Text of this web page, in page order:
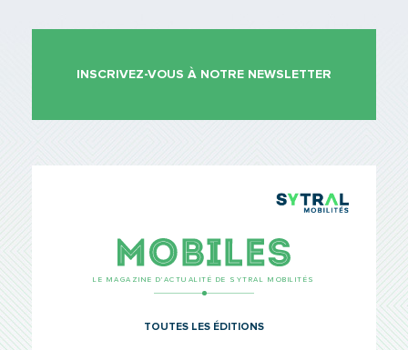
INSCRIVEZ-VOUS À NOTRE NEWSLETTER
LE MAGAZINE D’ACTUALITÉ DE SYTRAL MOBILITÉS
TOUTES LES ÉDITIONS